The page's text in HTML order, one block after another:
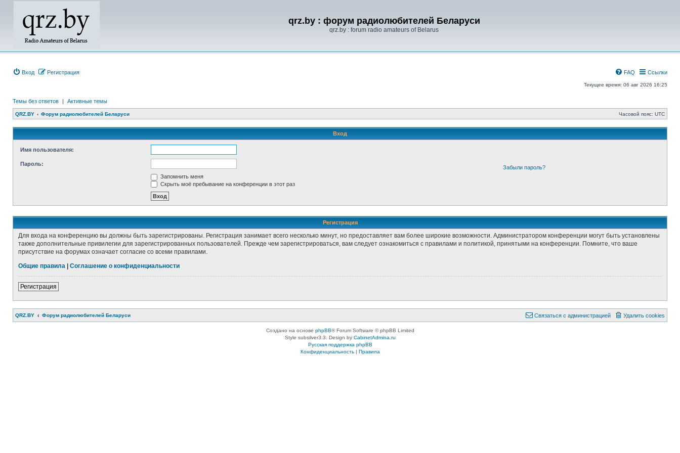
qrz.by : форум радиолюбителей Беларуси
qrz.by : forum radio amateurs of Belarus
Вход Регистрация Ссылки
FAQ
Текущее время: 06 авг 2026 16:25
Темы без ответов | Активные темы
QRZ.BY Форум радиолюбителей Беларуси Часовой пояс: UTC
Вход
Имя пользователя:
Пароль:
Забыли пароль?
Запомнить меня
Скрыть моё пребывание на конференции в этот раз
Регистрация
Для входа на конференцию вы должны быть зарегистрированы. Регистрация занимает всего несколько минут, но предоставляет вам более широкие возможности. Администратором конференции могут быть установлены
также дополнительные привилегии для зарегистрированных пользователей. Прежде чем зарегистрироваться, вам следует ознакомиться с правилами и политикой, принятыми на конференции. Помните, что ваше
присутствие на форумах означает согласие со всеми правилами.
Общие правила
Соглашение о конфиденциальности
Регистрация
QRZ.BY Форум радиолюбителей Беларуси Удалить cookies
Связаться с администрацией
Создано на основе phpBB® Forum Software © phpBB Limited
Style subsilver3.3. Design by CabinetAdmina.ru
Русская поддержка phpBB
Конфиденциальность| Правила